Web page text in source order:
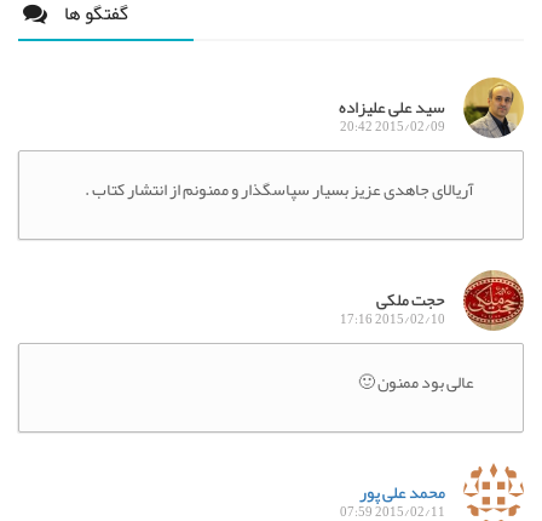
گفتگو ها
سید علی علیزاده
2015/02/09 20:42
آریالای جاهدی عزیز بسیار سپاسگذار و ممنونم از انتشار کتاب .
حجت ملکی
2015/02/10 17:16
عالی بود ممنون 🙂
محمد علی پور
2015/02/11 07:59